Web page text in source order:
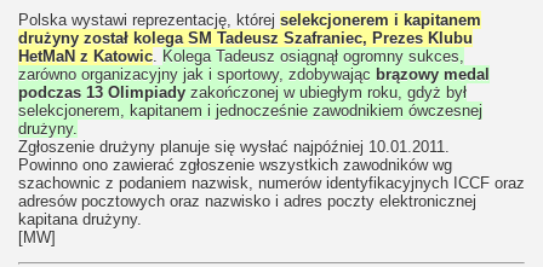
Polska wystawi reprezentację, której selekcjonerem i kapitanem
drużyny został kolega SM Tadeusz Szafraniec, Prezes Klubu
HetMaN z Katowic Kolega Tadeusz osiągnął ogromny sukces,
zarówno organizacyjny jak i sportowy, zdobywając brązowy medal
podczas 13 Olimpiady zakończonej w ubiegłym roku, gdyż był
selekcjonerem, kapitanem i jednocześnie zawodnikiem ówczesnej
drużyny.
Zgłoszenie drużyny planuje się wysłać najpóźniej 10.01.2011.
Powinno ono zawierać zgłoszenie wszystkich zawodników wg
szachownic z podaniem nazwisk, numerów identyfikacyjnych ICCF oraz
adresów pocztowych oraz nazwisko i adres poczty elektronicznej
kapitana drużyny.
[MW]